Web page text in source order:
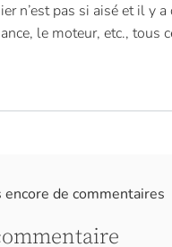
n’est pas si aisé et il y
le moteur, etc., tous
encore de commentaires